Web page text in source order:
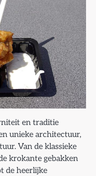
en traditie
unieke architectuur,
Van de klassieke
krokante gebakken
de heerlijke